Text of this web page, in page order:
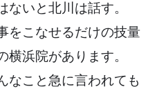
ないと北川は話す。
をこなせるだけの技量
横浜院があります。
なこと急に言われても